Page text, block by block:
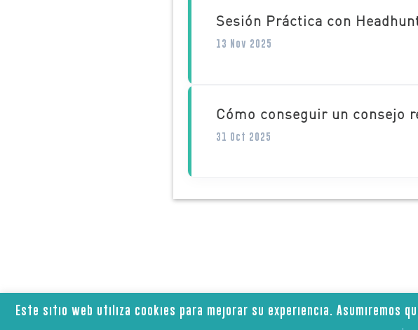
Sesión Práctica con
13 Nov 2025
Cómo conseguir un consejo
31 Oct 2025
Este sitio web utiliza cookies para mejorar su experiencia. Asumiremos